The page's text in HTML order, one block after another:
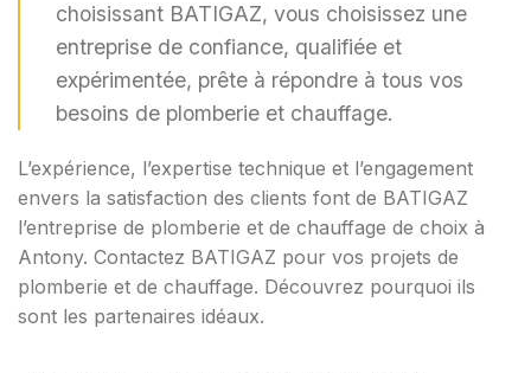
choisissant BATIGAZ, vous choisissez une
entreprise de confiance, qualifiée et
expérimentée, prête à répondre à tous vos
besoins de plomberie et chauffage.
L’expérience, l’expertise technique et l’engagement
envers la satisfaction des clients font de BATIGAZ
l’entreprise de plomberie et de chauffage de choix à
Antony. Contactez BATIGAZ pour vos projets de
plomberie et de chauffage. Découvrez pourquoi ils
sont les partenaires idéaux.